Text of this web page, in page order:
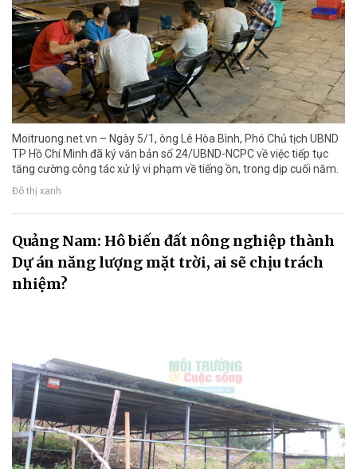
Moitruong.net.vn – Ngày 5/1, ông Lê Hòa Bình, Phó Chủ tịch UBND
TP Hồ Chí Minh đã ký văn bản số 24/UBND-NCPC về việc tiếp tục
tăng cường công tác xử lý vi phạm về tiếng ồn, trong dịp cuối năm.
Đô thị xanh
Quảng Nam: Hô biến đất nông nghiệp thành
Dự án năng lượng mặt trời, ai sẽ chịu trách
nhiệm?